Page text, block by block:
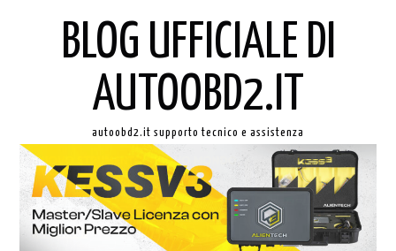
BLOG UFFICIALE DI
AUTOOBD2.IT
autoobd2.it supporto tecnico e assistenza